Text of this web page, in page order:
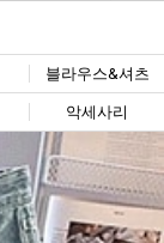
블라우스&셔츠
악세사리